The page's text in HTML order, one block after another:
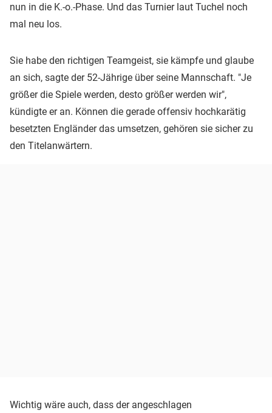
nun in die K.-o.-Phase. Und das Turnier laut Tuchel noch
mal neu los.
Sie habe den richtigen Teamgeist, sie kämpfe und glaube
an sich, sagte der 52-Jährige über seine Mannschaft. "Je
größer die Spiele werden, desto größer werden wir",
kündigte er an. Können die gerade offensiv hochkarätig
besetzten Engländer das umsetzen, gehören sie sicher zu
den Titelanwärtern.
Wichtig wäre auch, dass der angeschlagen